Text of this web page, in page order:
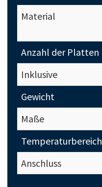
Material
Anzahl der Platten
Inklusive
Gewicht
Maße
Temperaturbereich
Anschluss